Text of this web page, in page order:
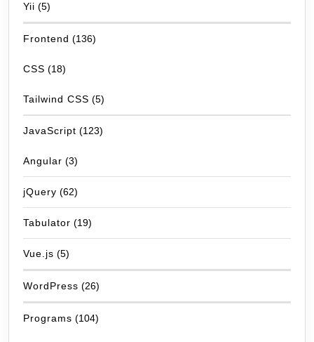
Yii (5)
Frontend (136)
CSS (18)
Tailwind CSS (5)
JavaScript (123)
Angular (3)
jQuery (62)
Tabulator (19)
Vue.js (5)
WordPress (26)
Programs (104)